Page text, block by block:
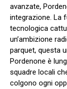
avanzate,
integrazione. La
tecnologica
un’ambizione
parquet, questa
Pordenone è
squadre locali
colgono ogni